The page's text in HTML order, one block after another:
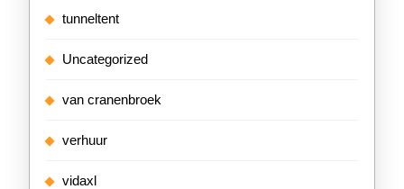
tunneltent
Uncategorized
van cranenbroek
verhuur
vidaxl